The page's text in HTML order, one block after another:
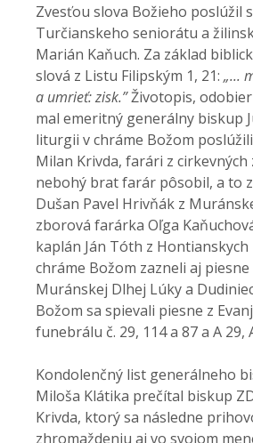
Zvesťou slova Božieho poslúžil
Turčianskeho seniorátu a
Marián Kaňuch. Za základ
slová z Listu Filipským 1, 21: „...
a umrieť: zisk.”Životopis,
mal emeritný generálny biskup
liturgii v chráme Božom
Milan Krivda, farári z cirkevných
nebohý brat farár pôsobil, a to
Dušan Pavel Hrivňák z
zborová farárka Oľga
kaplán Ján Tóth z Hontianskych
chráme Božom zazneli aj
Muránskej Dlhej Lúky a
Božom sa spievali piesne z
funebrálu č. 29, 114 a 87 a A 29,
Kondolenčný list generálneho
Miloša Klátika prečítal biskup
Krivda, ktorý sa následne
zhromaždeniu aj vo svojom